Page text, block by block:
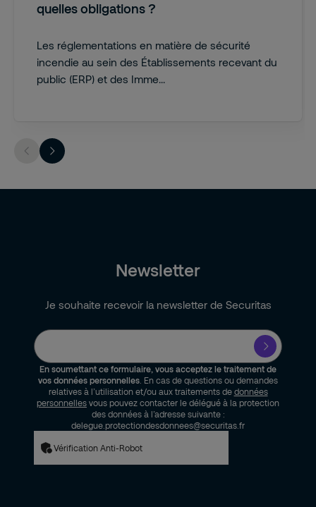
quelles obligations ?
Les réglementations en matière de sécurité
incendie au sein des Établissements recevant du
public (ERP) et des Imme...
Newsletter
Je souhaite recevoir la newsletter de Securitas
En soumettant ce formulaire, vous acceptez le traitement de
vos données personnelles . En cas de questions ou demandes
relatives à l’utilisation et/ou aux traitements de données
personnelles vous pouvez contacter le délégué à la protection
des données à l’adresse suivante :
delegue.protectiondesdonnees@securitas.fr
Vérification Anti-Robot